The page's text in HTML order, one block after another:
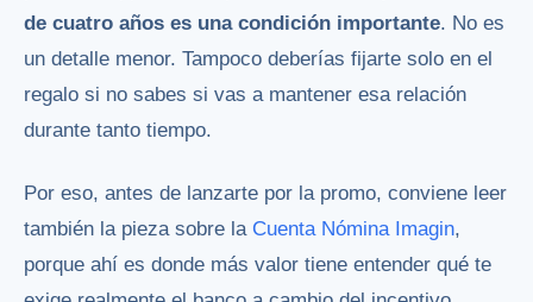
de cuatro años es una condición importante. No es
un detalle menor. Tampoco deberías fijarte solo en el
regalo si no sabes si vas a mantener esa relación
durante tanto tiempo.
Por eso, antes de lanzarte por la promo, conviene leer
también la pieza sobre la Cuenta Nómina Imagin,
porque ahí es donde más valor tiene entender qué te